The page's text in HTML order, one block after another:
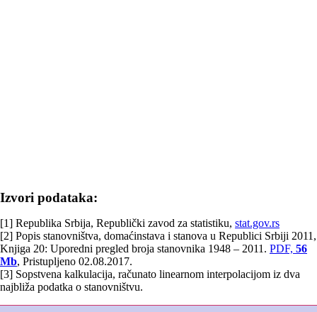
Izvori podataka:
[1] Republika Srbija, Republički zavod za statistiku, stat.gov.rs
[2] Popis stanovništva, domaćinstava i stanova u Republici Srbiji 2011,
Knjiga 20: Uporedni pregled broja stanovnika 1948 – 2011. PDF, 56
Mb, Pristupljeno 02.08.2017.
[3] Sopstvena kalkulacija, računato linearnom interpolacijom iz dva
najbliža podatka o stanovništvu.